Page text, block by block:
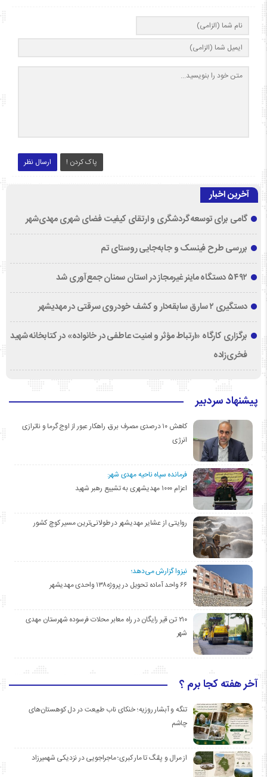
ارسال نظر پاک کردن !
آخرین اخبار
گامی برای توسعه گردشگری و ارتقای کیفیت فضای شهری مهدی‌شهر
بررسی طرح فینسک و جابه‌جایی روستای تم
۵۴۹۲ دستگاه ماینر غیرمجاز در استان سمنان جمع‌آوری شد
دستگیری ۲ سارق سابقه‌دار و کشف خودروی سرقتی در مهدیشهر
برگزاری کارگاه «ارتباط مؤثر و امنیت عاطفی در خانواده» در کتابخانه شهید
فخری‌زاده
پیشنهاد سردبیر
کاهش ۱۰ درصدی مصرف برق، راهکار عبور از اوج گرما و ناترازی
انرژی
فرمانده سپاه ناحیه مهدی شهر:
اعزام ۱۰۰۰ مهدیشهری به تشییع رهبر شهید
روایتی از عشایر مهدیشهر در طولانی‌ترین مسیر کوچ کشور
نیزوا گزارش می‌دهد؛
۶۶ واحد آماده تحویل در پروژه۱۳۸ واحدی مهدیشهر
۲۱۰ تن قیر رایگان در راه معابر محلات فرسوده شهرستان مهدی
شهر
آخر هفته کجا برم ؟
تنگه و آبشار روزیه؛ خنکای ناب طبیعت در دل کوهستان‌های
چاشم
از مرال و پلنگ تا مار کبری؛ ماجراجویی در نزدیکی شهمیرزاد